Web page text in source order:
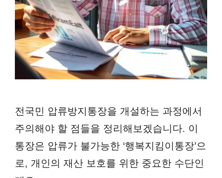
전국민 압류방지통장을 개설하는 과정에서
주의해야 할 점들을 정리해보겠습니다. 이
통장은 압류가 불가능한 ‘행복지킴이통장’으
로, 개인의 재산 보호를 위한 중요한 수단인